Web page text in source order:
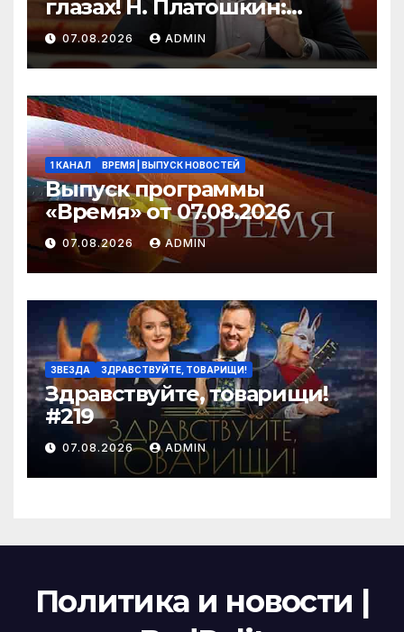
глазах! Н. Платошкин:
посмотрите, что власть
скрывает за красивыми
отчётами!
07.08.2026 ADMIN
1 КАНАЛ ВРЕМЯ | ВЫПУСК НОВОСТЕЙ
Выпуск программы
«Время» от 07.08.2026
07.08.2026 ADMIN
ЗВЕЗДА ЗДРАВСТВУЙТЕ, ТОВАРИЩИ!
Здравствуйте, товарищи!
#219
07.08.2026 ADMIN
Политика и новости |